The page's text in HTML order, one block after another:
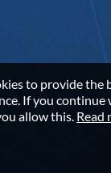
to provide the
If you
allow this. Read